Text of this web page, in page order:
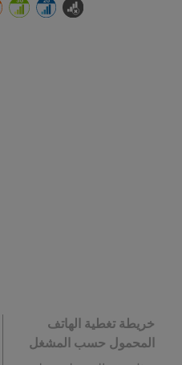
خريطة تغطية الهاتف
المحمول حسب المشغل